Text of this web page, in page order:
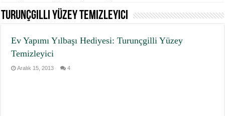
turunçgilli yüzey temizleyici
Ev Yapımı Yılbaşı Hediyesi: Turunçgilli Yüzey
Temizleyici
Aralık 15, 2013 4